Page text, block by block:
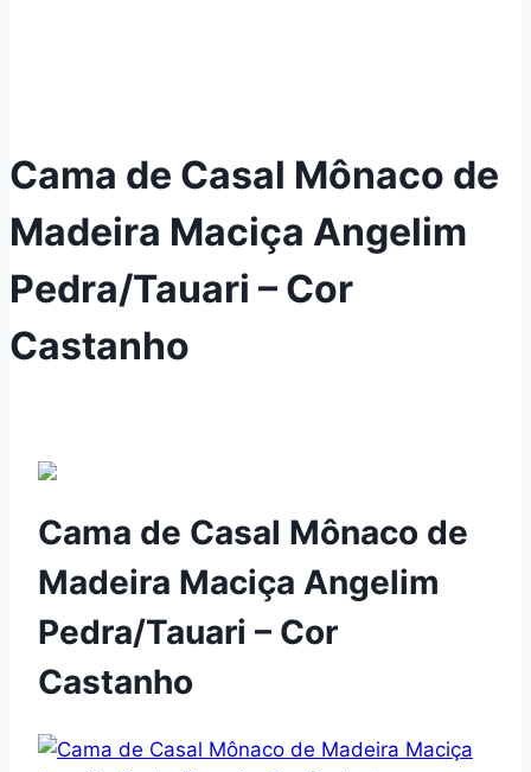
Cama de Casal Mônaco de
Madeira Maciça Angelim
Pedra/Tauari – Cor
Castanho
Cama de Casal Mônaco de
Madeira Maciça Angelim
Pedra/Tauari – Cor
Castanho